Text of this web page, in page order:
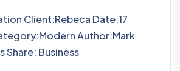
Client:Rebeca Date:17
Author:Mark
Share: Business